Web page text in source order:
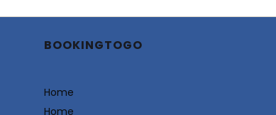
BOOKINGTOGO
Home
Home